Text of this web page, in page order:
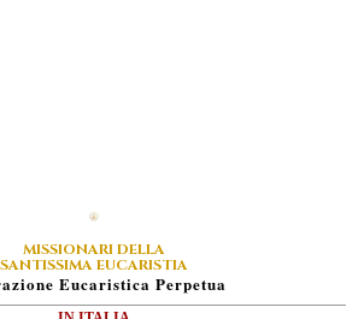
MISSIONARI DELLA
SANTISSIMA EUCARISTIA
EUcaristica PErpetua